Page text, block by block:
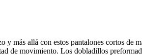
y más allá con estos pantalones cortos
de movimiento. Los dobladillos